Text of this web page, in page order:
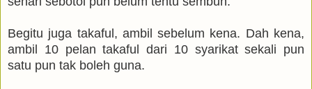
Begitu juga takaful, ambil sebelum kena. Dah kena,
ambil 10 pelan takaful dari 10 syarikat sekali pun
satu pun tak boleh guna.